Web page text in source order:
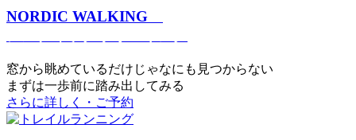
NORDIC WALKING
窓から眺めているだけじゃなにも見つからない
まずは一歩前に踏み出してみる
さらに詳しく・ご予約